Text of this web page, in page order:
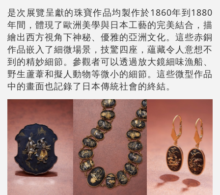
是次展覽呈獻的珠寶作品均製作於1860年到1880
年間，體現了歐洲美學與日本工藝的完美結合，描
繪出西方視角下神秘、優雅的亞洲文化。這些赤銅
作品嵌入了細微場景，技驚四座，蘊藏令人意想不
到的精妙細節。參觀者可以透過放大鏡細味漁船、
野生蘆葦和擬人動物等微小的細節。這些微型作品
中的畫面也記錄了日本傳統社會的終結。